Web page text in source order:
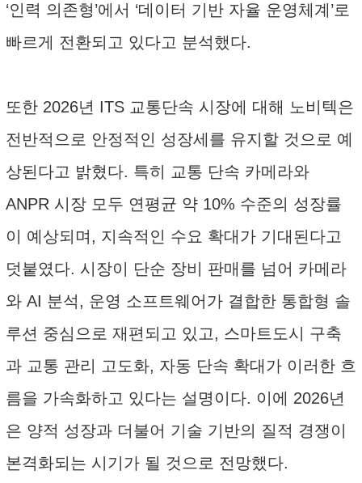
‘인력 의존형’에서 ‘데이터 기반 자율 운영체계’로
빠르게 전환되고 있다고 분석했다.
또한 2026년 ITS 교통단속 시장에 대해 노비텍은
전반적으로 안정적인 성장세를 유지할 것으로 예
상된다고 밝혔다. 특히 교통 단속 카메라와
ANPR 시장 모두 연평균 약 10% 수준의 성장률
이 예상되며, 지속적인 수요 확대가 기대된다고
덧붙였다. 시장이 단순 장비 판매를 넘어 카메라
와 AI 분석, 운영 소프트웨어가 결합한 통합형 솔
루션 중심으로 재편되고 있고, 스마트도시 구축
과 교통 관리 고도화, 자동 단속 확대가 이러한 흐
름을 가속화하고 있다는 설명이다. 이에 2026년
은 양적 성장과 더불어 기술 기반의 질적 경쟁이
본격화되는 시기가 될 것으로 전망했다.